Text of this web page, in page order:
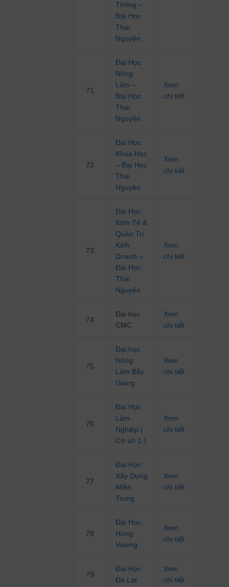
Thông –
Đại Học
Thái
Nguyên
71
Đại Học
Nông
Lâm –
Đại Học
Thái
Nguyên
Xem
chi tiết
72
Đại Học
Khoa Học
– Đại Học
Thái
Nguyên
Xem
chi tiết
73
Đại Học
Kinh Tế &
Quản Trị
Kinh
Doanh –
Đại Học
Thái
Nguyên
Xem
chi tiết
74
Đại học
CMC
Xem
chi tiết
75
Đại học
Nông
Lâm Bắc
Giang
Xem
chi tiết
76
Đại Học
Lâm
Nghiệp (
Cơ sở 1 )
Xem
chi tiết
77
Đại Học
Xây Dựng
Miền
Trung
Xem
chi tiết
78
Đại Học
Hùng
Vương
Xem
chi tiết
79
Đại Học
Đà Lạt
Xem
chi tiết